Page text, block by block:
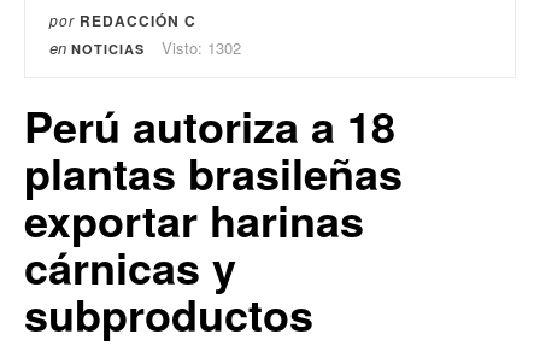
por REDACCIÓN C
en NOTICIAS Visto: 1302
Perú autoriza a 18
plantas brasileñas
exportar harinas
cárnicas y
subproductos